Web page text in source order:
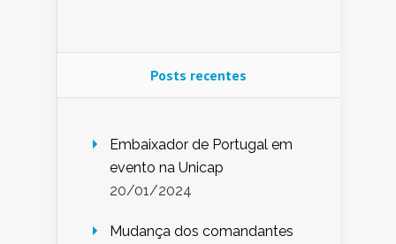
Posts recentes
Embaixador de Portugal em
evento na Unicap
20/01/2024
Mudança dos comandantes